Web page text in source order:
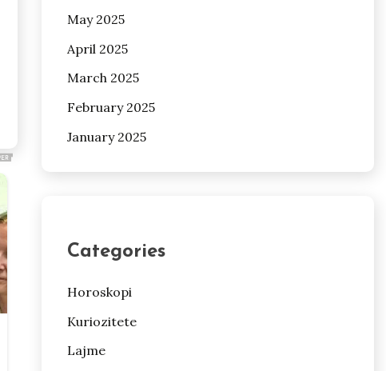
May 2025
April 2025
March 2025
February 2025
January 2025
Categories
Horoskopi
Kuriozitete
Lajme